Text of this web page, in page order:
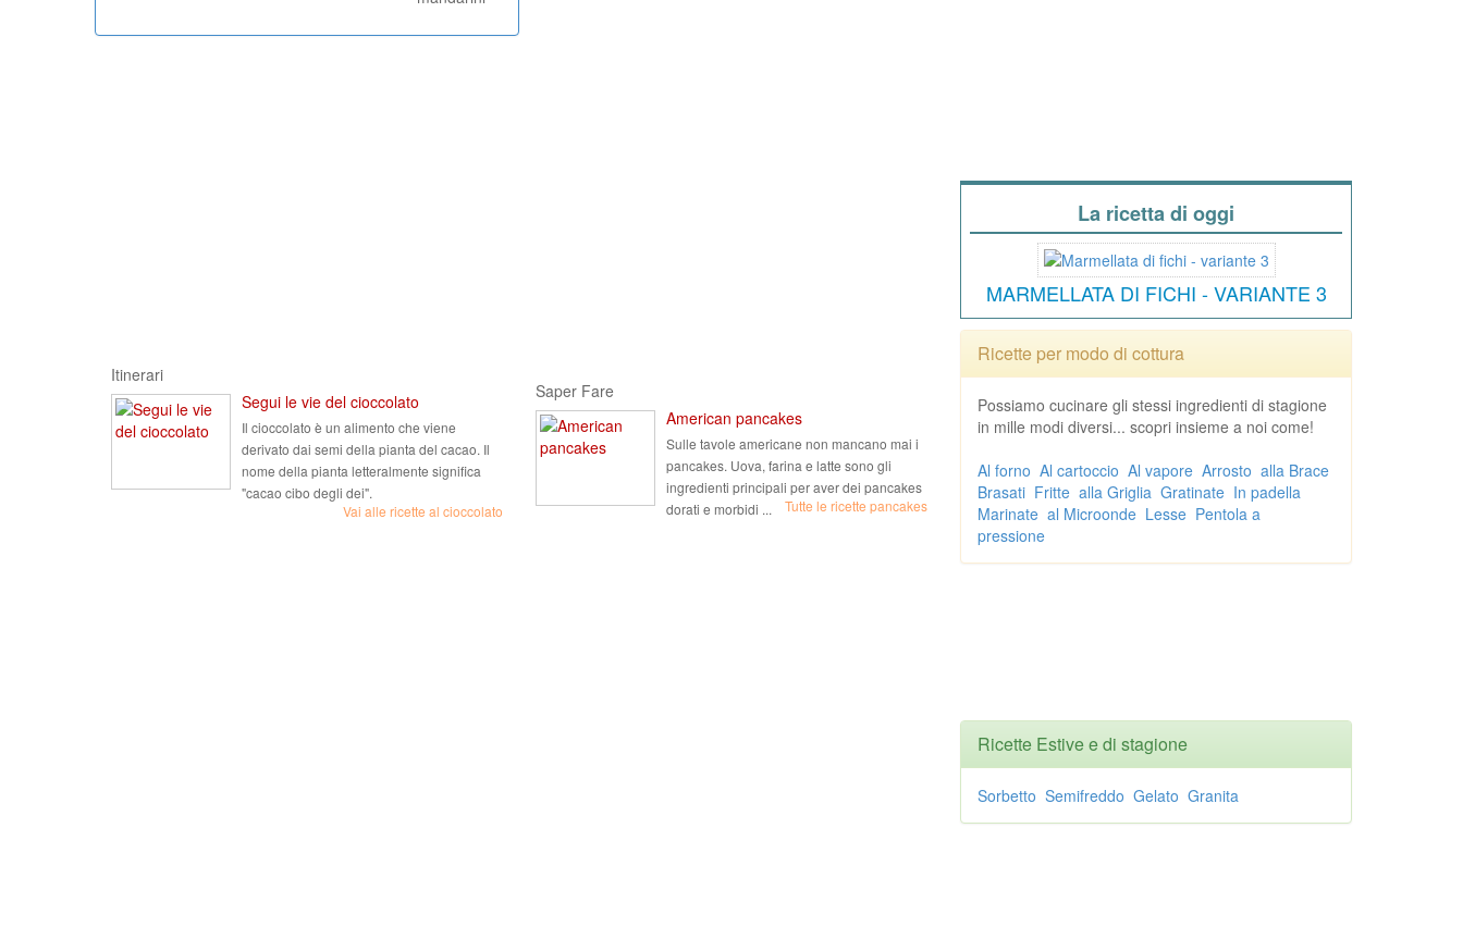
Itinerari
Segui le vie del cioccolato
Il cioccolato è un alimento che viene
derivato dai semi della pianta del cacao. Il
nome della pianta letteralmente significa
"cacao cibo degli dei".
Vai alle ricette al cioccolato
Saper Fare
American pancakes
Sulle tavole americane non mancano mai i
pancakes. Uova, farina e latte sono gli
ingredienti principali per aver dei pancakes
dorati e morbidi ...
Tutte le ricette pancakes
La ricetta di oggi
MARMELLATA DI FICHI - VARIANTE 3
Ricette per modo di cottura
Possiamo cucinare gli stessi ingredienti di stagione
in mille modi diversi... scopri insieme a noi come!
Al forno Al cartoccio Al vapore Arrosto alla Brace
Brasati Fritte alla Griglia Gratinate In padella
Marinate al Microonde Lesse Pentola a
pressione
Ricette Estive e di stagione
Sorbetto Semifreddo Gelato Granita